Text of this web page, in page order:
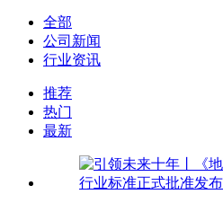
全部
公司新闻
行业资讯
推荐
热门
最新